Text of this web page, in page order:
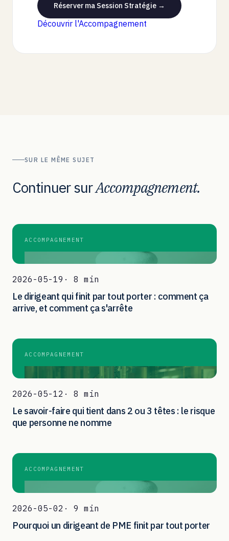
Réserver ma Session Stratégie →
Découvrir l'Accompagnement
SUR LE MÊME SUJET
Continuer surAccompagnement.
ACCOMPAGNEMENT
2026-05-19 · 8 min
Le dirigeant qui finit par tout porter : comment ça
arrive, et comment ça s'arrête
ACCOMPAGNEMENT
2026-05-12 · 8 min
Le savoir-faire qui tient dans 2 ou 3 têtes : le risque
que personne ne nomme
ACCOMPAGNEMENT
2026-05-02 · 9 min
Pourquoi un dirigeant de PME finit par tout porter